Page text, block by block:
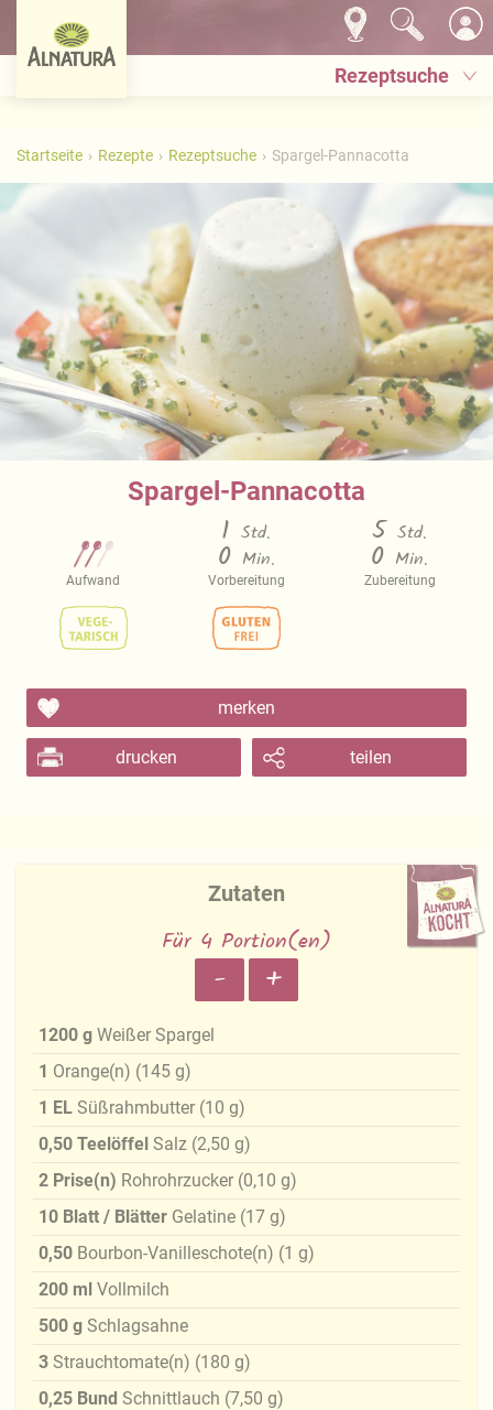
Rezeptsuche
Startseite Rezepte Rezeptsuche Spargel-Pannacotta
Spargel-Pannacotta
Aufwand
1Std.
0 Min.
Vorbereitung
5Std.
0 Min.
Zubereitung
merken
drucken teilen
Zutaten
Für 4 Portion(en)
- +
1200 g Weißer Spargel
1 Orange(n) (145 g)
1 EL Süßrahmbutter (10 g)
0,50 Teelöffel Salz (2,50 g)
2 Prise(n) Rohrohrzucker (0,10 g)
10 Blatt / Blätter Gelatine (17 g)
0,50 Bourbon-Vanilleschote(n) (1 g)
200 ml Vollmilch
500 g Schlagsahne
3 Strauchtomate(n) (180 g)
0,25 Bund Schnittlauch (7,50 g)